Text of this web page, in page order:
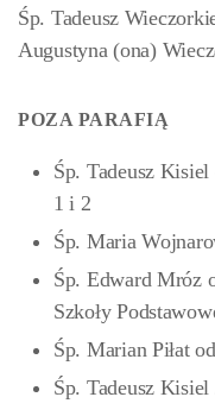
Śp. Tadeusz
Augustyna (ona)
POZA PARAFIĄ
Śp. Tadeusz
1 i 2
Śp. Maria
Śp. Edward Mróz
Szkoły
Śp. Marian Piłat
Śp. Tadeusz